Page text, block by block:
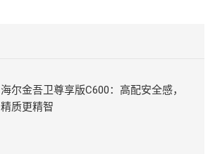
海尔金吾卫尊享版C600：高配安全感，
精质更精智